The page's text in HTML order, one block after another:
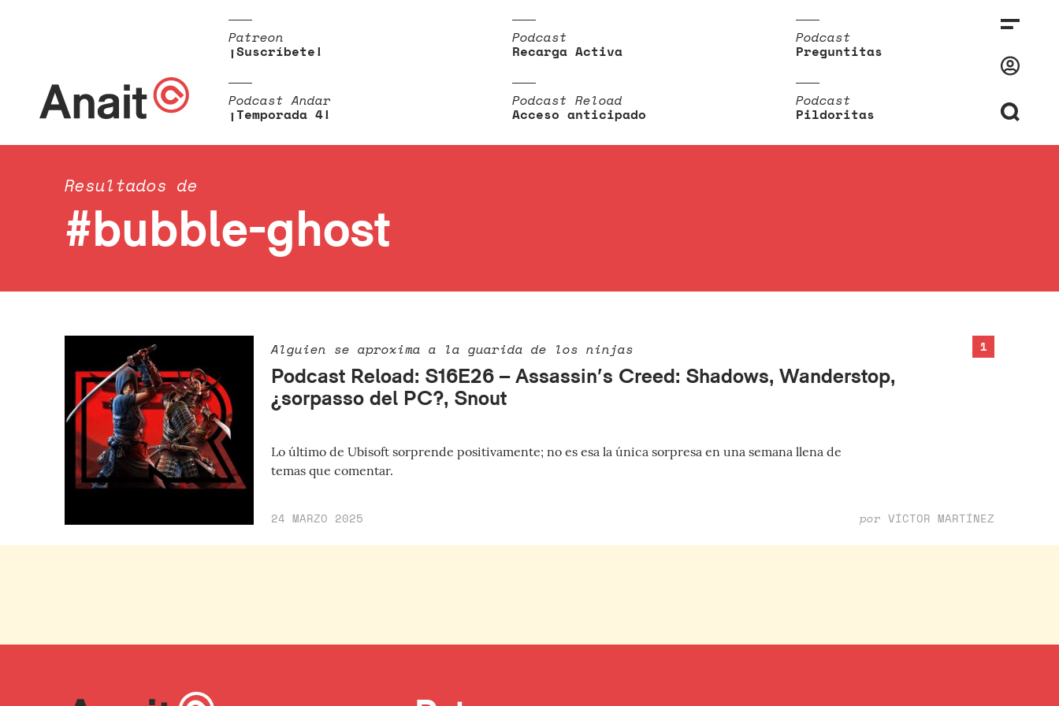
Patreon
¡Suscríbete!
Podcast
Recarga Activa
Podcast
Preguntitas
Podcast Andar
¡Temporada 4!
Podcast Reload
Acceso anticipado
Podcast
Pildoritas
Resultados de
#bubble-ghost
1
Alguien se aproxima a la guarida de los ninjas
Podcast Reload: S16E26 – Assassin’s Creed: Shadows, Wanderstop,
¿sorpasso del PC?, Snout
Lo último de Ubisoft sorprende positivamente; no es esa la única sorpresa en una semana llena de
temas que comentar.
24 MARZO 2025 por VÍCTOR MARTÍNEZ